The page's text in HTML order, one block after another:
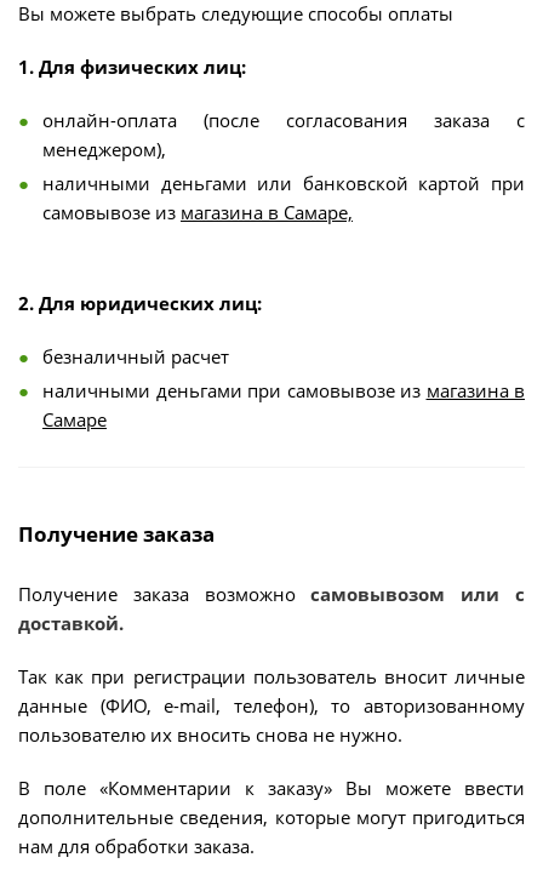
Вы можете выбрать следующие способы оплаты
1. Для физических лиц:
онлайн-оплата (после согласования заказа с
менеджером),
наличными деньгами или банковской картой при
самовывозе из магазина в Самаре,
2. Для юридических лиц:
безналичный расчет
наличными деньгами при самовывозе из магазина в
Самаре
Получение заказа
Получение заказа возможносамовывозом или с
доставкой.
Так как при регистрации пользователь вносит личные
данные (ФИО, e-mail, телефон), то авторизованному
пользователю их вносить снова не нужно.
В поле «Комментарии к заказу» Вы можете ввести
дополнительные сведения, которые могут пригодиться
нам для обработки заказа.